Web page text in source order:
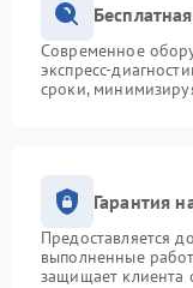
Современное
экспресс-
сроки,
Гарантия
Предоставляется
выполненные
защищает клиента